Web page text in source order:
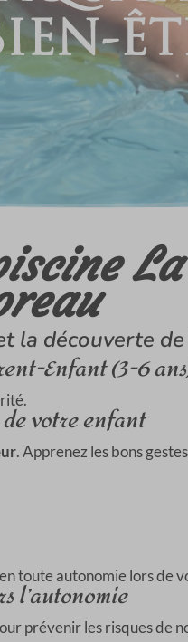
la découverte
Enfant (3-6
votre enfant
. Apprenez les bons
toute autonomie lors de
l’autonomie
prévenir les risques de